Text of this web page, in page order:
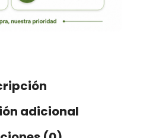
adicional